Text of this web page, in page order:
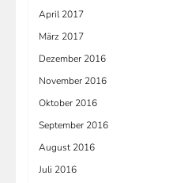
April 2017
März 2017
Dezember 2016
November 2016
Oktober 2016
September 2016
August 2016
Juli 2016